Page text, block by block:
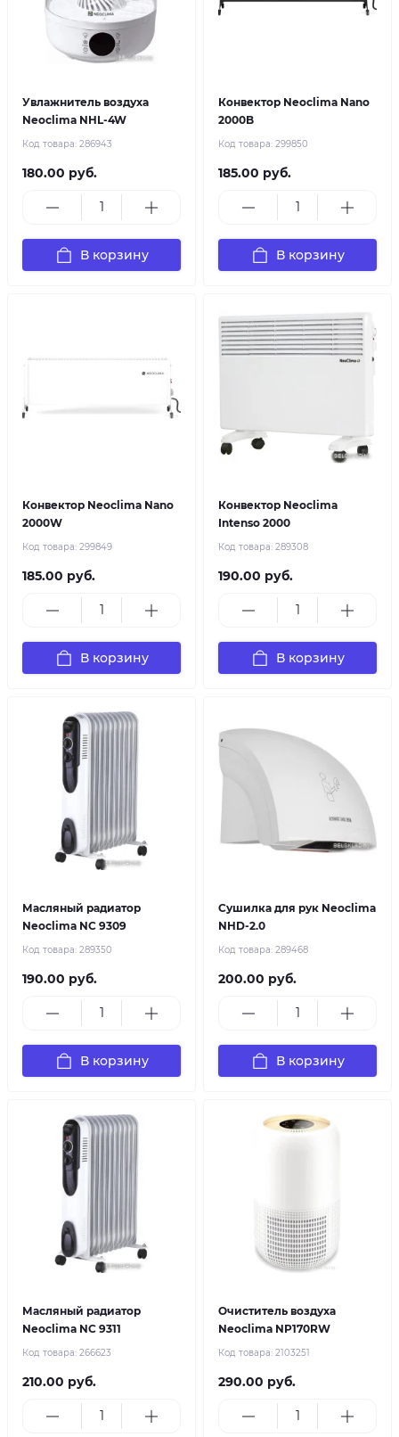
Увлажнитель воздуха
Neoclima NHL-4W
Код товара: 286943
180.00 руб.
В корзину
Конвектор Neoclima Nano
2000B
Код товара: 299850
185.00 руб.
В корзину
Конвектор Neoclima Nano
2000W
Код товара: 299849
185.00 руб.
В корзину
Конвектор Neoclima
Intenso 2000
Код товара: 289308
190.00 руб.
В корзину
Масляный радиатор
Neoclima NC 9309
Код товара: 289350
190.00 руб.
В корзину
Сушилка для рук Neoclima
NHD-2.0
Код товара: 289468
200.00 руб.
В корзину
Масляный радиатор
Neoclima NC 9311
Код товара: 266623
210.00 руб.
Очиститель воздуха
Neoclima NP170RW
Код товара: 2103251
290.00 руб.